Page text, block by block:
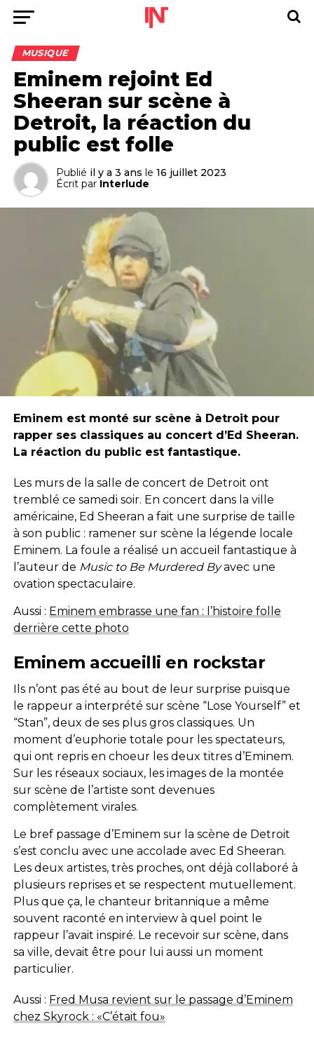
MUSIQUE
Eminem rejoint Ed
Sheeran sur scène à
Detroit, la réaction du
public est folle
Publié il y a 3 ans le 16 juillet 2023
Écrit par Interlude
Eminem est monté sur scène à Detroit pour
rapper ses classiques au concert d’Ed Sheeran.
La réaction du public est fantastique.
Les murs de la salle de concert de Detroit ont
tremblé ce samedi soir. En concert dans la ville
américaine, Ed Sheeran a fait une surprise de taille
à son public : ramener sur scène la légende locale
Eminem. La foule a réalisé un accueil fantastique à
l’auteur de Music to Be Murdered Byavec une
ovation spectaculaire.
Aussi : Eminem embrasse une fan : l’histoire folle
derrière cette photo
Eminem accueilli en rockstar
Ils n’ont pas été au bout de leur surprise puisque
le rappeur a interprété sur scène “Lose Yourself” et
“Stan”, deux de ses plus gros classiques. Un
moment d’euphorie totale pour les spectateurs,
qui ont repris en choeur les deux titres d’Eminem.
Sur les réseaux sociaux, les images de la montée
sur scène de l’artiste sont devenues
complètement virales.
Le bref passage d’Eminem sur la scène de Detroit
s’est conclu avec une accolade avec Ed Sheeran.
Les deux artistes, très proches, ont déjà collaboré à
plusieurs reprises et se respectent mutuellement.
Plus que ça, le chanteur britannique a même
souvent raconté en interview à quel point le
rappeur l’avait inspiré. Le recevoir sur scène, dans
sa ville, devait être pour lui aussi un moment
particulier.
Aussi : Fred Musa revient sur le passage d’Eminem
chez Skyrock : «C’était fou»